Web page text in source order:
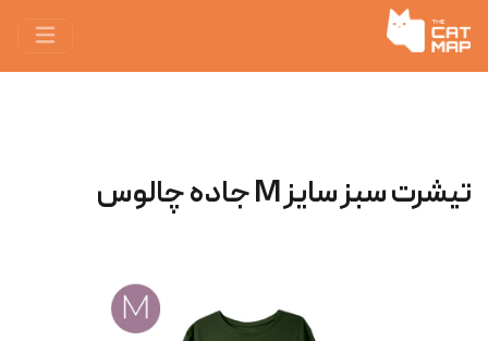
تیشرت سبز سایز M جاده چالوس